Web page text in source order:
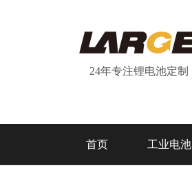
24年专注锂电池定制
首页 工业电池